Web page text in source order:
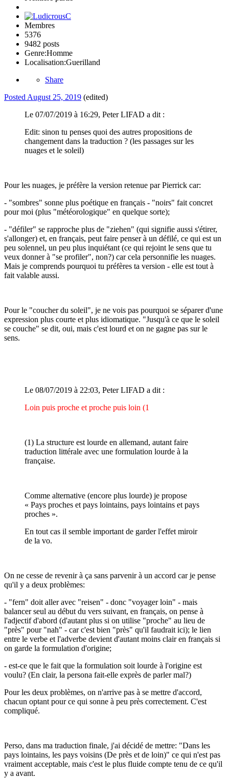
Membres
5376
9482 posts
Genre:Homme
Localisation:Guerilland
Share
Posted August 25, 2019 (edited)
Le 07/07/2019 à 16:29, Peter LIFAD a dit :
Edit: sinon tu penses quoi des autres propositions de
changement dans la traduction ? (les passages sur les
nuages et le soleil)
Pour les nuages, je préfère la version retenue par Pierrick car:
- "sombres" sonne plus poétique en français - "noirs" fait concret
pour moi (plus "météorologique" en quelque sorte);
- "défiler" se rapproche plus de "ziehen" (qui signifie aussi s'étirer,
s'allonger) et, en français, peut faire penser à un défilé, ce qui est un
peu solennel, un peu plus inquiétant (ce qui rejoint le sens que tu
veux donner à "se profiler", non?) car cela personnifie les nuages.
Mais je comprends pourquoi tu préfères ta version - elle est tout à
fait valable aussi.
Pour le "coucher du soleil", je ne vois pas pourquoi se séparer d'une
expression plus courte et plus idiomatique. "Jusqu'à ce que le soleil
se couche" se dit, oui, mais c'est lourd et on ne gagne pas sur le
sens.
Le 08/07/2019 à 22:03, Peter LIFAD a dit :
Loin puis proche et proche puis loin (1
(1) La structure est lourde en allemand, autant faire
traduction littérale avec une formulation lourde à la
française.
Comme alternative (encore plus lourde) je propose
« Pays proches et pays lointains, pays lointains et pays
proches ».
En tout cas il semble important de garder l'effet miroir
de la vo.
On ne cesse de revenir à ça sans parvenir à un accord car je pense
qu'il y a deux problèmes:
- "fern" doit aller avec "reisen" - donc "voyager loin" - mais
balancer seul au début du vers suivant, en français, on pense à
l'adjectif d'abord (d'autant plus si on utilise "proche" au lieu de
"près" pour "nah" - car c'est bien "près" qu'il faudrait ici); le lien
entre le verbe et l'adverbe devient d'autant moins clair en français si
on garde la formulation d'origine;
- est-ce que le fait que la formulation soit lourde à l'origine est
voulu? (En clair, la persona fait-elle exprès de parler mal?)
Pour les deux problèmes, on n'arrive pas à se mettre d'accord,
chacun optant pour ce qui sonne à peu près correctement. C'est
compliqué.
Perso, dans ma traduction finale, j'ai décidé de mettre: "Dans les
pays lointains, les pays voisins (De près et de loin)" ce qui n'est pas
vraiment acceptable, mais c'est le plus fluide compte tenu de ce qu'il
y a avant.